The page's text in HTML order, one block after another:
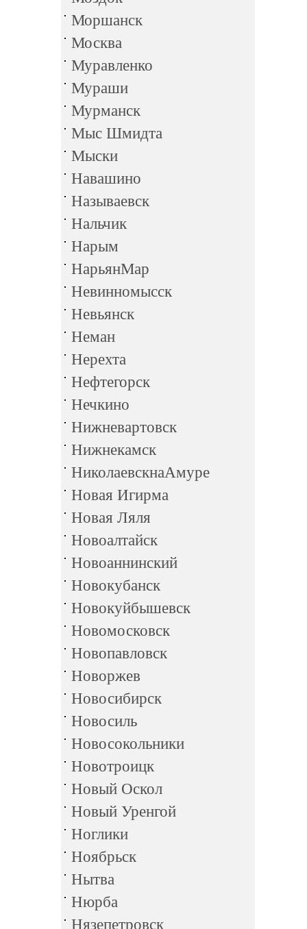
Моршанск
Москва
Муравленко
Мураши
Мурманск
Мыс Шмидта
Мыски
Навашино
Называевск
Нальчик
Нарым
НарьянМар
Невинномысск
Невьянск
Неман
Нерехта
Нефтегорск
Нечкино
Нижневартовск
Нижнекамск
НиколаевскнаАмуре
Новая Игирма
Новая Ляля
Новоалтайск
Новоаннинский
Новокубанск
Новокуйбышевск
Новомосковск
Новопавловск
Новоржев
Новосибирск
Новосиль
Новосокольники
Новотроицк
Новый Оскол
Новый Уренгой
Ноглики
Ноябрьск
Нытва
Нюрба
Нязепетровск